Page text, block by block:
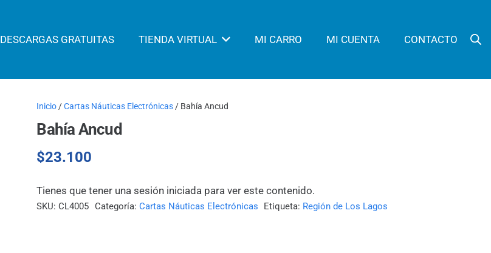
DESCARGAS GRATUITAS TIENDA VIRTUAL MI CARRO MI CUENTA CONTACTO
Inicio /Cartas Náuticas Electrónicas / Bahía Ancud
Bahía Ancud
$23.100
Tienes que tener una sesión iniciada para ver este contenido.
SKU:CL4005 Categoría: Cartas Náuticas Electrónicas Etiqueta: Región de Los Lagos